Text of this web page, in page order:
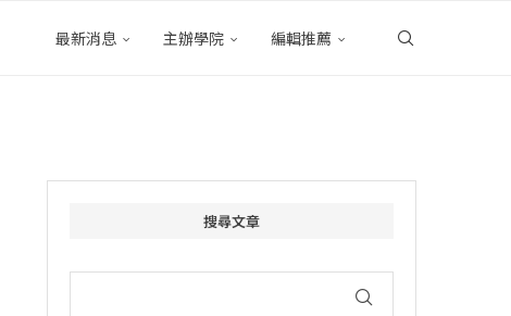
最新消息 主辦學院 編輯推薦
搜尋文章